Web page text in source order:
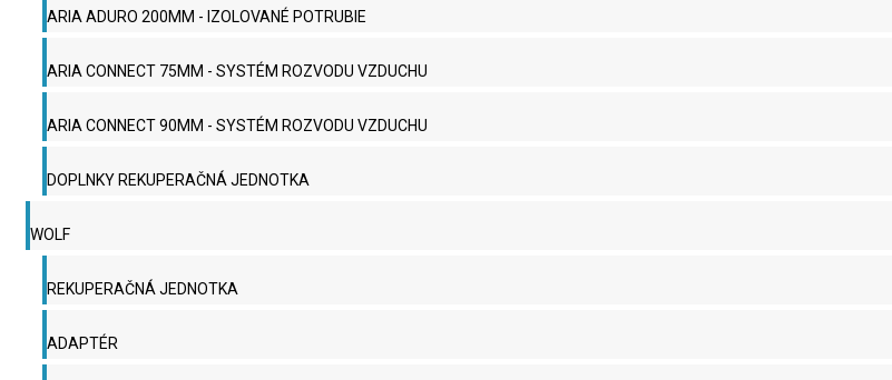
ARIA ADURO 200MM - IZOLOVANÉ POTRUBIE
ARIA CONNECT 75MM - SYSTÉM ROZVODU VZDUCHU
ARIA CONNECT 90MM - SYSTÉM ROZVODU VZDUCHU
DOPLNKY REKUPERAČNÁ JEDNOTKA
WOLF
REKUPERAČNÁ JEDNOTKA
ADAPTÉR